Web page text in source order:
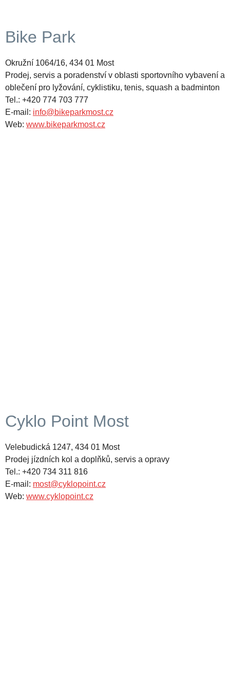
Bike Park
Okružní 1064/16, 434 01 Most
Prodej, servis a poradenství v oblasti sportovního vybavení a
oblečení pro lyžování, cyklistiku, tenis, squash a badminton
Tel.: +420 774 703 777
E-mail: info@bikeparkmost.cz
Web: www.bikeparkmost.cz
Cyklo Point Most
Velebudická 1247, 434 01 Most
Prodej jízdních kol a doplňků, servis a opravy
Tel.: +420 734 311 816
E-mail: most@cyklopoint.cz
Web: www.cyklopoint.cz